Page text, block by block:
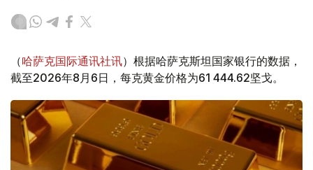
（哈萨克国际通讯社讯）根据哈萨克斯坦国家银行的数据，
截至2026年8月6日，每克黄金价格为61 444.62坚戈。